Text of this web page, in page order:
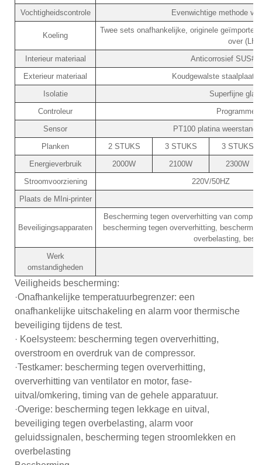
Vochtigheidscontrole
Evenwichtige methode
Koeling
Twee sets onafhankelijke, originele
over
Interieur materiaal
Anticorrosief
Exterieur materiaal
Koudgewalste staalplaat
Isolatie
Superfijne
Controleur
Sensor
PT100 platina weerstand
Planken
2 STUKS 3 STUKS
3 STUKS
Energieverbruik
2000W 2100W
2300W
Stroomvoorziening
220V/50HZ
Plaats de MIni-printer
Beveiligingsapparaten
Bescherming tegen oververhitting van
bescherming tegen oververhitting,
overbelasting,
Werk
omstandigheden
Veiligheids bescherming:
·Onafhankelijke temperatuurbegrenzer: een
onafhankelijke uitschakeling en alarm voor thermische
beveiliging tijdens de test.
· Koelsysteem: bescherming tegen oververhitting,
overstroom en overdruk van de compressor.
·Testkamer: bescherming tegen oververhitting,
oververhitting van ventilator en motor, fase-
uitval/omkering, timing van de gehele apparatuur.
·Overige: bescherming tegen lekkage en uitval,
beveiliging tegen overbelasting, alarm voor
geluidssignalen, bescherming tegen stroomlekken en
overbelasting